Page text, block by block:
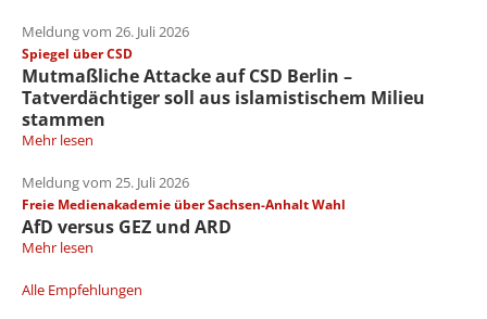
Meldung vom 26. Juli 2026
Spiegel über CSD
Mutmaßliche Attacke auf CSD Berlin –
Tatverdächtiger soll aus islamistischem Milieu
stammen
Mehr lesen
Meldung vom 25. Juli 2026
Freie Medienakademie über Sachsen-Anhalt Wahl
AfD versus GEZ und ARD
Mehr lesen
Alle Empfehlungen